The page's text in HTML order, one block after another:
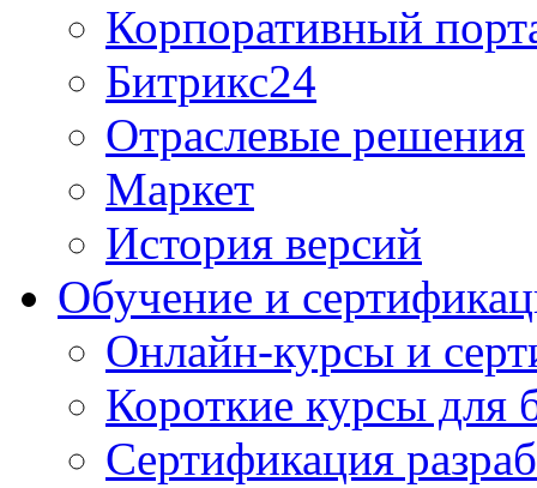
Корпоративный
Битрикс24
Отраслевые решения
Маркет
История версий
Обучение и
Онлайн-курсы и
Короткие курсы для
Сертификация